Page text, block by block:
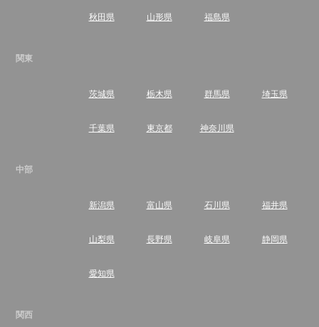
秋田県 山形県 福島県
関東
茨城県 栃木県 群馬県 埼玉県
千葉県 東京都 神奈川県
中部
新潟県 富山県 石川県 福井県
山梨県 長野県 岐阜県 静岡県
愛知県
関西